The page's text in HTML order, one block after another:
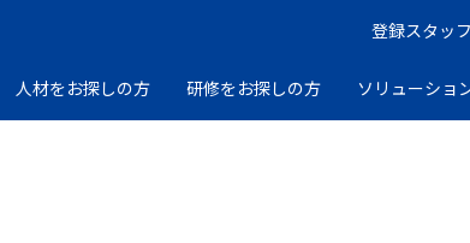
登録スタッ
人材をお探しの方 研修をお探しの方 ソリューショ